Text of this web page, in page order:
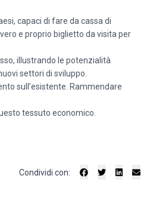
capaci di fare da cassa di
e proprio biglietto da visita per
illustrando le potenzialità
settori di sviluppo.
sull’esistente. Rammendare
tessuto economico.
Condividi con: